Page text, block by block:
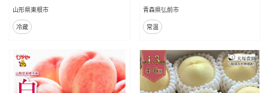
山形県東根市
冷蔵
実 果物 青森 津軽 桃 美味 川中島白
桃 白桃]
青森県弘前市
常温